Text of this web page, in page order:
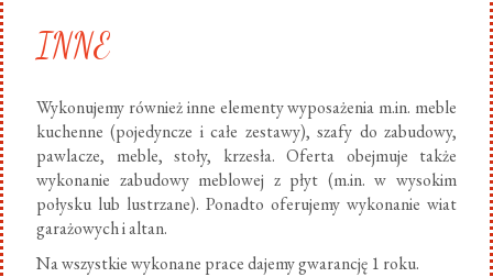
INNE
Wykonujemy również inne elementy wyposażenia m.in. meble
kuchenne (pojedyncze i całe zestawy), szafy do zabudowy,
pawlacze, meble, stoły, krzesła. Oferta obejmuje także
wykonanie zabudowy meblowej z płyt (m.in. w wysokim
połysku lub lustrzane). Ponadto oferujemy wykonanie wiat
garażowych i altan.
Na wszystkie wykonane prace dajemy gwarancję 1 roku.